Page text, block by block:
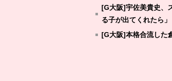
[G大阪]宇佐美貴史、
る子が出てくれたら」
[G大阪]本格合流した